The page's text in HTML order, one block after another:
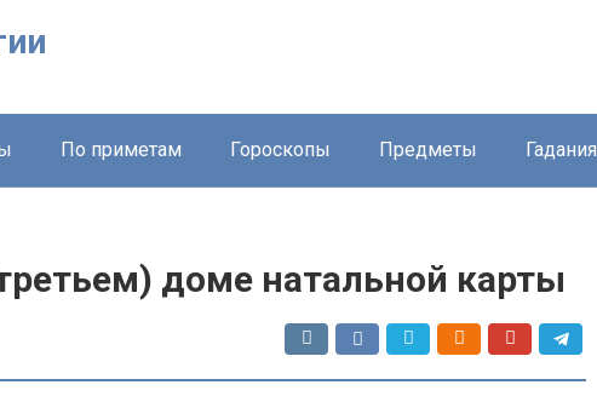
По приметам Гороскопы Предметы Гадания
доме натальной карты